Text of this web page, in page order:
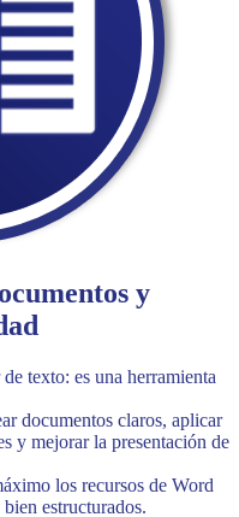
y
texto: es una herramienta
documentos claros, aplicar
y mejorar la presentación de
los recursos de Word
estructurados.